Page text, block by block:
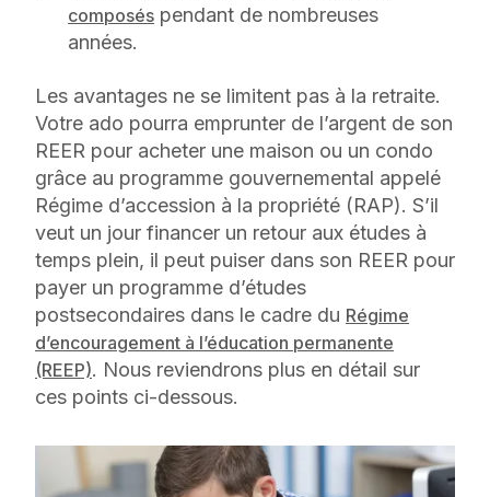
composés pendant de nombreuses
années.
Les avantages ne se limitent pas à la retraite.
Votre ado pourra emprunter de l’argent de son
REER pour acheter une maison ou un condo
grâce au programme gouvernemental appelé
Régime d’accession à la propriété (RAP). S’il
veut un jour financer un retour aux études à
temps plein, il peut puiser dans son REER pour
payer un programme d’études
postsecondaires dans le cadre du Régime
d’encouragement à l’éducation permanente
(REEP). Nous reviendrons plus en détail sur
ces points ci-dessous.